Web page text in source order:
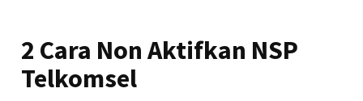
2 Cara Non Aktifkan NSP
Telkomsel